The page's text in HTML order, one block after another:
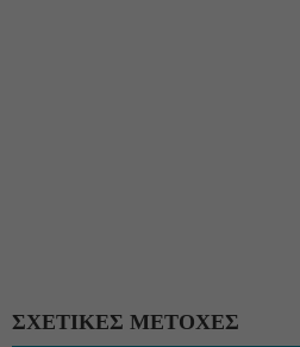
ΣΧΕΤΙΚΕΣ ΜΕΤΟΧΕΣ